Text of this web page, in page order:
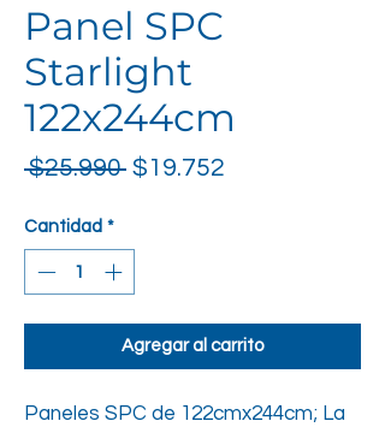
Panel SPC
Starlight
122x244cm
$25.990 Precio
$19.752
Cantidad *
Agregar al carrito
Paneles SPC de 122cmx244cm; La